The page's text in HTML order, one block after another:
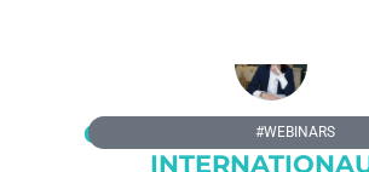
#WEBINARS
COMPRENDRE VOS